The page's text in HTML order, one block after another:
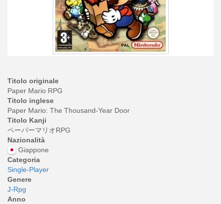
Titolo originale
Paper Mario RPG
Titolo inglese
Paper Mario: The Thousand-Year Door
Titolo Kanji
ペーパーマリオRPG
Nazionalità
Giappone
Categoria
Single-Player
Genere
J-Rpg
Anno